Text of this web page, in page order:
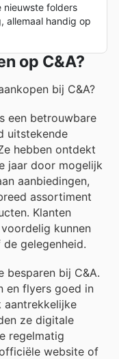
nieuwste folders
allemaal handig op
op C&A?
bij C&A?
een betrouwbare
uitstekende
hebben ontdekt
jaar door mogelijk
aanbiedingen,
assortiment
Klanten
kunnen
gelegenheid.
besparen bij C&A.
en flyers goed in
aantrekkelijke
ze digitale
regelmatig
website of